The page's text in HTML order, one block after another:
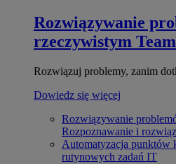
Rozwiązywanie
rzeczywistym
Rozwiązuj problemy, zanim
Dowiedz się więcej
Rozwiązywanie
Rozpoznawanie i
Automatyzacja punktów
rutynowych zadań IT